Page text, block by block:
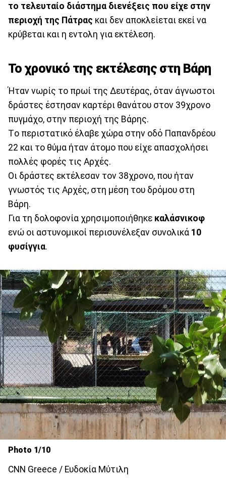
το τελευταίο διάστημα διενέξεις που είχε στην
περιοχή της Πάτρας και δεν αποκλείεται εκεί να
κρύβεται και η εντολη για εκτέλεση.
Το χρονικό της εκτέλεσης στη Βάρη
Ήταν νωρίς το πρωί της Δευτέρας, όταν άγνωστοι
δράστες έστησαν καρτέρι θανάτου στον 39χρονο
πυγμάχο, στην περιοχή της Βάρης.
Tο περιστατικό έλαβε χώρα στην οδό Παπανδρέου
22 και το θύμα ήταν άτομο που είχε απασχολήσει
πολλές φορές τις Αρχές.
Οι δράστες εκτέλεσαν τον 38χρονο, που ήταν
γνωστός τις Αρχές, στη μέση του δρόμου στη
Βάρη.
Για τη δολοφονία χρησιμοποιήθηκε καλάσνικοφ
ενώ οι αστυνομικοί περισυνέλεξαν συνολικά 10
φυσίγγια.
Photo 1/10
CNN Greece / Ευδοκία Μύτιλη